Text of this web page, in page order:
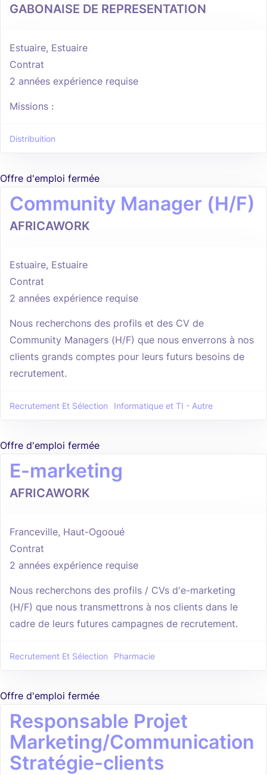
GABONAISE DE REPRESENTATION
Estuaire, Estuaire
Contrat
2 années expérience requise
Missions :
Distribuition
Offre d'emploi fermée
Community Manager (H/F)
AFRICAWORK
Estuaire, Estuaire
Contrat
2 années expérience requise
Nous recherchons des profils et des CV de
Community Managers (H/F) que nous enverrons à nos
clients grands comptes pour leurs futurs besoins de
recrutement.
Recrutement Et Sélection Informatique et TI - Autre
Offre d'emploi fermée
E-marketing
AFRICAWORK
Franceville, Haut-Ogooué
Contrat
2 années expérience requise
Nous recherchons des profils / CVs d'e-marketing
(H/F) que nous transmettrons à nos clients dans le
cadre de leurs futures campagnes de recrutement.
Recrutement Et Sélection Pharmacie
Offre d'emploi fermée
Responsable Projet
Marketing/Communication
Stratégie-clients